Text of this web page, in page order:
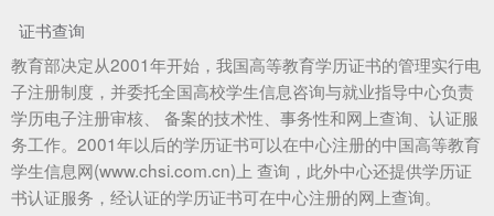
证书查询
教育部决定从2001年开始，我国高等教育学历证书的管理实行电
子注册制度，并委托全国高校学生信息咨询与就业指导中心负责
学历电子注册审核、 备案的技术性、事务性和网上查询、认证服
务工作。2001年以后的学历证书可以在中心注册的中国高等教育
学生信息网(www.chsi.com.cn)上 查询，此外中心还提供学历证
书认证服务，经认证的学历证书可在中心注册的网上查询。